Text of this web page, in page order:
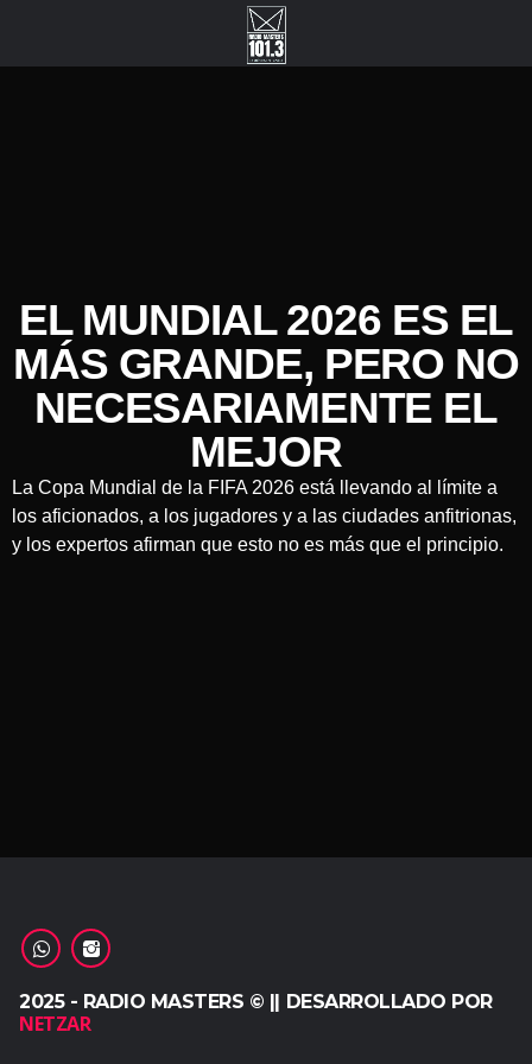
EL MUNDIAL 2026 ES EL
MÁS GRANDE, PERO NO
NECESARIAMENTE EL
MEJOR
La Copa Mundial de la FIFA 2026 está llevando al límite a
los aficionados, a los jugadores y a las ciudades anfitrionas,
y los expertos afirman que esto no es más que el principio.
2025 - RADIO MASTERS © || DESARROLLADO POR
NETZAR